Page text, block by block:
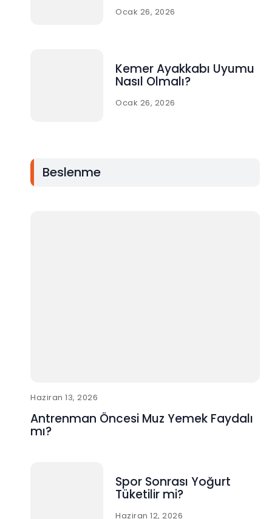
Ocak 26, 2026
Kemer Ayakkabı Uyumu
Nasıl Olmalı?
Ocak 26, 2026
Beslenme
Haziran 13, 2026
Antrenman Öncesi Muz Yemek Faydalı
mı?
Spor Sonrası Yoğurt
Tüketilir mi?
Haziran 12, 2026